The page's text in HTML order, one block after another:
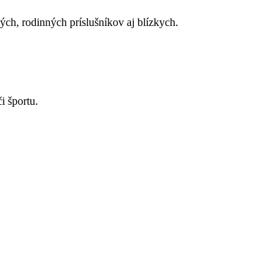
rodinných príslušníkov aj blízkych.
športu.